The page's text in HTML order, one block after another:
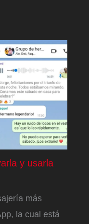
y usarla
más
la cual está